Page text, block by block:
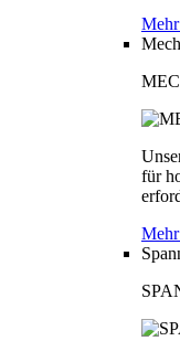
für